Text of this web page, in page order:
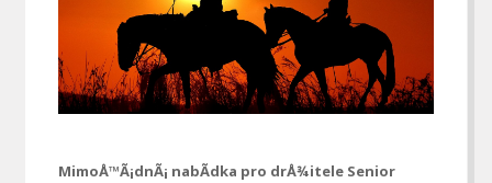
MimoÅ™Ã¡dnÃ¡ nabÃ­dka pro drÅ¾itele Senior